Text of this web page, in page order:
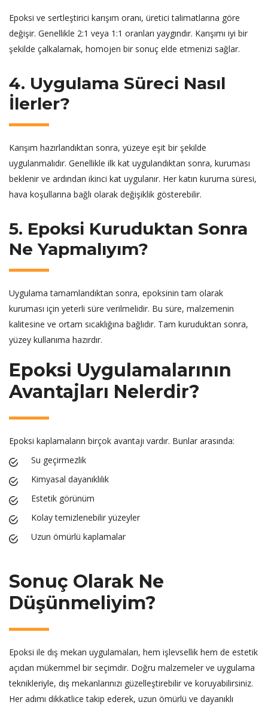
Epoksi ve sertleştirici karışım oranı, üretici talimatlarına göre
değişir. Genellikle 2:1 veya 1:1 oranları yaygındır. Karışımı iyi bir
şekilde çalkalamak, homojen bir sonuç elde etmenizi sağlar.
4. Uygulama Süreci Nasıl
İlerler?
Karışım hazırlandıktan sonra, yüzeye eşit bir şekilde
uygulanmalıdır. Genellikle ilk kat uygulandıktan sonra, kuruması
beklenir ve ardından ikinci kat uygulanır. Her katın kuruma süresi,
hava koşullarına bağlı olarak değişiklik gösterebilir.
5. Epoksi Kuruduktan Sonra
Ne Yapmalıyım?
Uygulama tamamlandıktan sonra, epoksinin tam olarak
kuruması için yeterli süre verilmelidir. Bu süre, malzemenin
kalitesine ve ortam sıcaklığına bağlıdır. Tam kuruduktan sonra,
yüzey kullanıma hazırdır.
Epoksi Uygulamalarının
Avantajları Nelerdir?
Epoksi kaplamaların birçok avantajı vardır. Bunlar arasında:
Su geçirmezlik
Kimyasal dayanıklılık
Estetik görünüm
Kolay temizlenebilir yüzeyler
Uzun ömürlü kaplamalar
Sonuç Olarak Ne
Düşünmeliyim?
Epoksi ile dış mekan uygulamaları, hem işlevsellik hem de estetik
açıdan mükemmel bir seçimdir. Doğru malzemeler ve uygulama
teknikleriyle, dış mekanlarınızı güzelleştirebilir ve koruyabilirsiniz.
Her adımı dikkatlice takip ederek, uzun ömürlü ve dayanıklı